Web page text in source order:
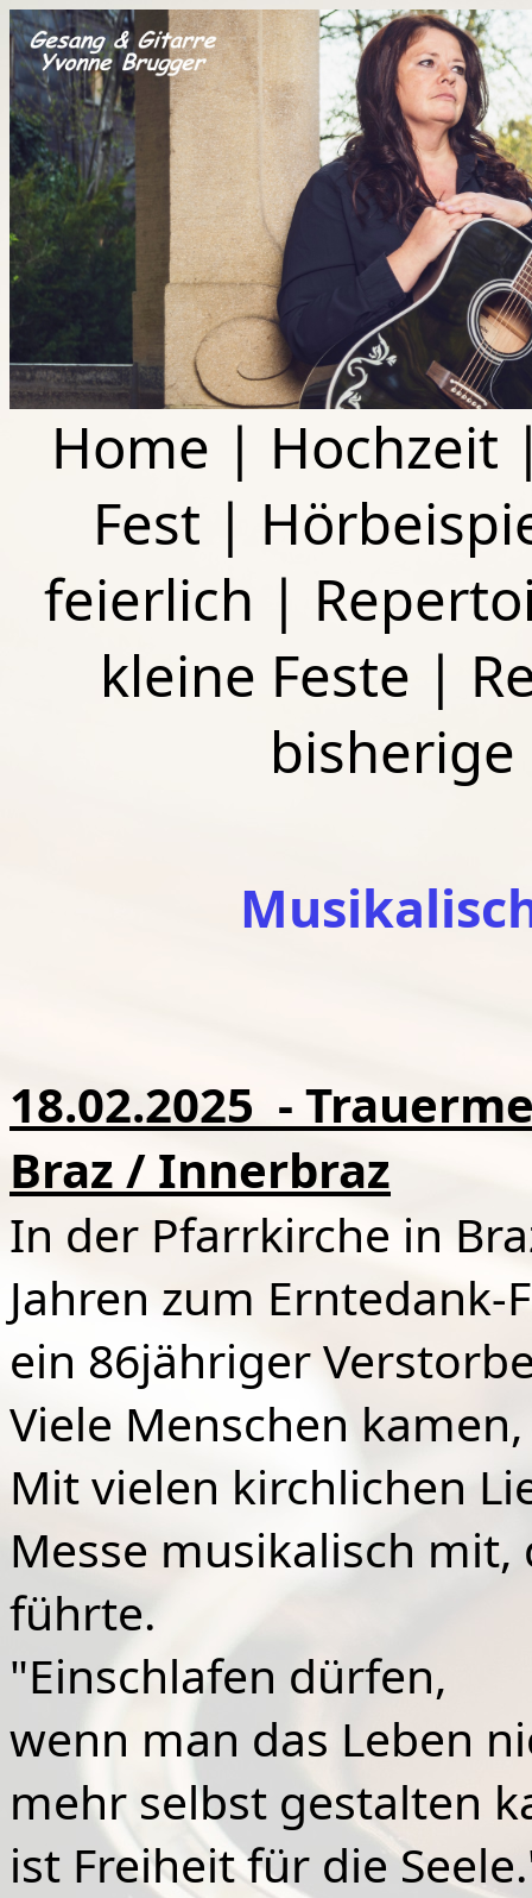
Home | Hochzeit
Fest |
feierlich |
kleine Feste |
18.02.2025 -
Braz / Innerbraz
In der Pfarrkirche in
Jahren zum
ein 86jähriger
Viele Menschen
Mit vielen kirchlichen
Messe musikalisch
führte.
"Einschlafen dürfen,
wenn man das Leben
mehr selbst gestalten
ist Freiheit für die